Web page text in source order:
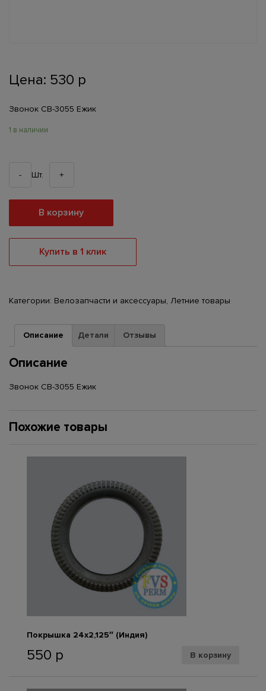
Цена: 530 р
Звонок СВ-3055 Ежик
1 в наличии
- Шт. +
В корзину
Купить в 1 клик
Категории: Велозапчасти и аксессуары, Летние товары
Описание Детали Отзывы
Описание
Звонок СВ-3055 Ежик
Похожие товары
Покрышка 24х2,125″ (Индия)
550 р В корзину